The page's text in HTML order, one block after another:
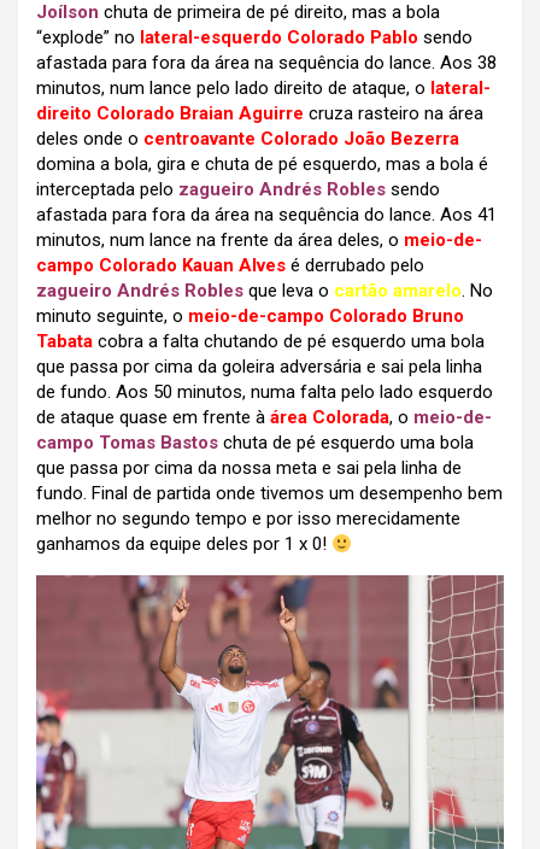
Joílson chuta de primeira de pé direito, mas a bola
“explode” no lateral-esquerdo Colorado Pablo sendo
afastada para fora da área na sequência do lance. Aos 38
minutos, num lance pelo lado direito de ataque, o lateral-
direito Colorado Braian Aguirre cruza rasteiro na área
deles onde o centroavante Colorado João Bezerra
domina a bola, gira e chuta de pé esquerdo, mas a bola é
interceptada pelo zagueiro Andrés Robles sendo
afastada para fora da área na sequência do lance. Aos 41
minutos, num lance na frente da área deles, o meio-de-
campo Colorado Kauan Alves é derrubado pelo
zagueiro Andrés Robles que leva o cartão amarelo. No
minuto seguinte, o meio-de-campo Colorado Bruno
Tabata cobra a falta chutando de pé esquerdo uma bola
que passa por cima da goleira adversária e sai pela linha
de fundo. Aos 50 minutos, numa falta pelo lado esquerdo
de ataque quase em frente à área Colorada, o meio-de-
campo Tomas Bastos chuta de pé esquerdo uma bola
que passa por cima da nossa meta e sai pela linha de
fundo. Final de partida onde tivemos um desempenho bem
melhor no segundo tempo e por isso merecidamente
ganhamos da equipe deles por 1 x 0!